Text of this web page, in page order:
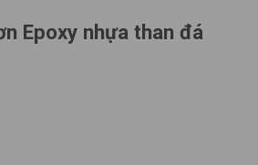
Epoxy nhựa than đá